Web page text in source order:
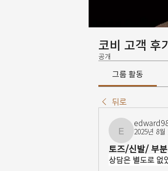
코비 고객 후
공개
그룹 활동
뒤로
2025년 8월
토즈/신발/ 부
상담은 별도로 없